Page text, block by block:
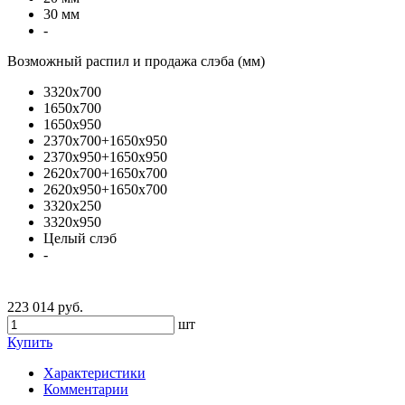
30 мм
-
Возможный распил и продажа слэба (мм)
3320х700
1650х700
1650х950
2370х700+1650x950
2370х950+1650x950
2620х700+1650x700
2620х950+1650x700
3320х250
3320х950
Целый слэб
-
223 014 руб.
шт
Купить
Характеристики
Комментарии